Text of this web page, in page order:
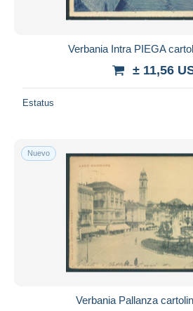
Verbania Intra PIEGA
± 11,56
Estatus
Nuevo
Verbania Pallanza